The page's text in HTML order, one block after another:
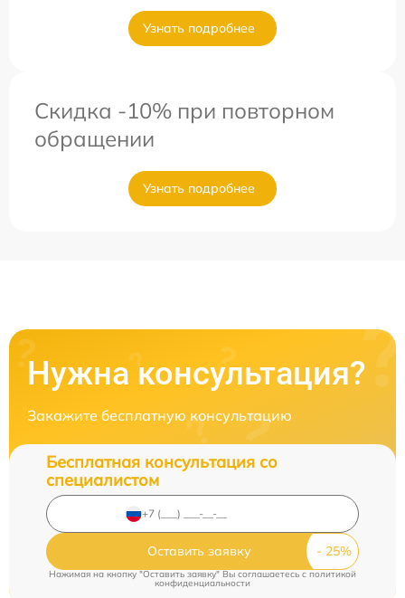
Узнать подробнее
Скидка -10% при повторном
обращении
Узнать подробнее
Нужна консультация?
Закажите бесплатную консультацию
Бесплатная консультация со
специалистом
Оставить заявку
Нажимая на кнопку "Оставить заявку" Вы соглашаетесь cполитикой
конфиденциальности